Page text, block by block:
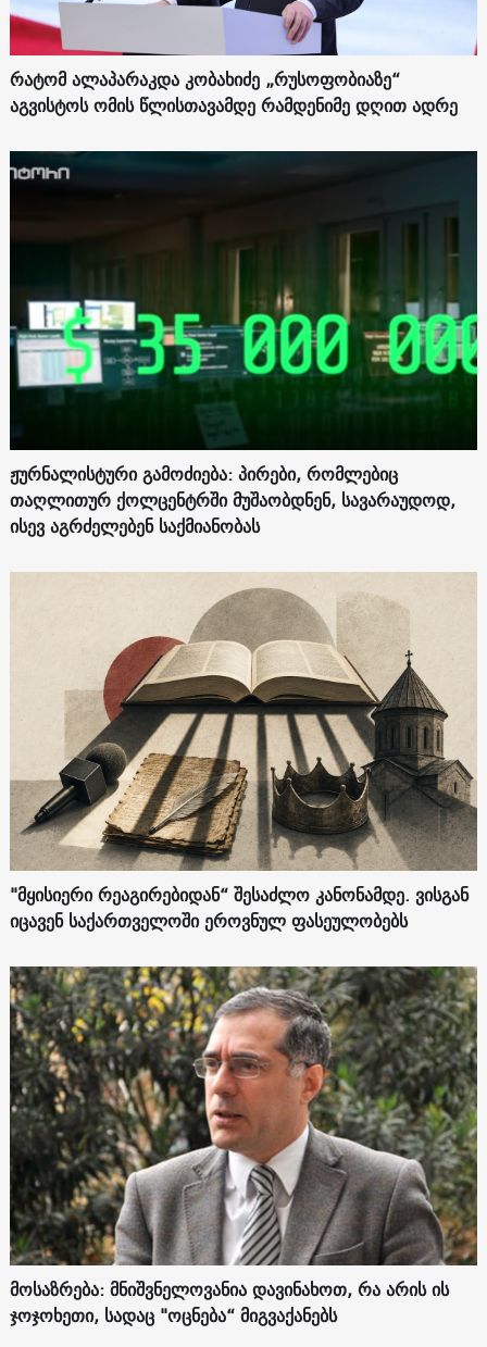
რატომ ალაპარაკდა კობახიძე „რუსოფობიაზე“
აგვისტოს ომის წლისთავამდე რამდენიმე დღით ადრე
ჟურნალისტური გამოძიება: პირები, რომლებიც
თაღლითურ ქოლცენტრში მუშაობდნენ, სავარაუდოდ,
ისევ აგრძელებენ საქმიანობას
"მყისიერი რეაგირებიდან“ შესაძლო კანონამდე. ვისგან
იცავენ საქართველოში ეროვნულ ფასეულობებს
მოსაზრება: მნიშვნელოვანია დავინახოთ, რა არის ის
ჯოჯოხეთი, სადაც "ოცნება“ მიგვაქანებს